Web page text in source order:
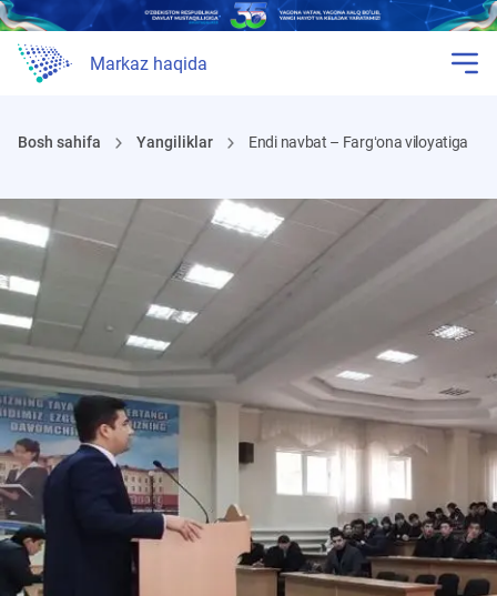
Markaz haqida
Bosh sahifa Yangiliklar Endi navbat – Fargʻona viloyatiga